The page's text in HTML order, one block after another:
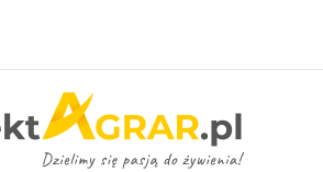
Zostaw swój e-mail, a raz w tygodniu
Ci nasze najlepsze artykuły!